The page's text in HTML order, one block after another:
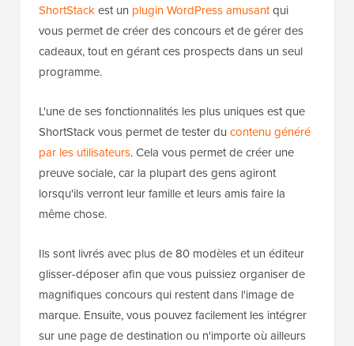
ShortStackest un plugin WordPress amusantqui
vous permet de créer des concours et de gérer des
cadeaux, tout en gérant ces prospects dans un seul
programme.
L'une de ses fonctionnalités les plus uniques est que
ShortStack vous permet de tester du contenu généré
par les utilisateurs. Cela vous permet de créer une
preuve sociale, car la plupart des gens agiront
lorsqu'ils verront leur famille et leurs amis faire la
même chose.
Ils sont livrés avec plus de 80 modèles et un éditeur
glisser-déposer afin que vous puissiez organiser de
magnifiques concours qui restent dans l'image de
marque. Ensuite, vous pouvez facilement les intégrer
sur une page de destination ou n'importe où ailleurs